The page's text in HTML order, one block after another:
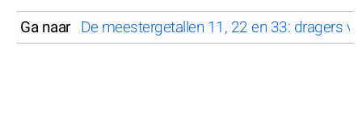
Ga naar De meestergetallen 11, 22 en 33: dragers